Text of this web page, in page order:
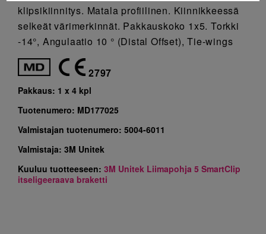
klipsikiinnitys. Matala profiilinen. Kiinnikkeessä
selkeät värimerkinnät. Pakkauskoko 1x5. Torkki
-14°, Angulaatio 10 ° (Distal Offset), Tie-wings
2797
Pakkaus: 1 x 4 kpl
Tuotenumero: MD177025
Valmistajan tuotenumero: 5004-6011
Valmistaja: 3M Unitek
Kuuluu tuotteeseen: 3M Unitek Liimapohja 5 SmartClip
itseligeeraava braketti